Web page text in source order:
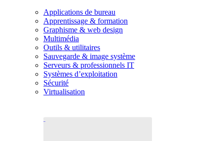
Applications de bureau
Apprentissage & formation
Graphisme & web design
Multimédia
Outils & utilitaires
Sauvegarde & image système
Serveurs & professionnels IT
Systèmes d’exploitation
Sécurité
Virtualisation